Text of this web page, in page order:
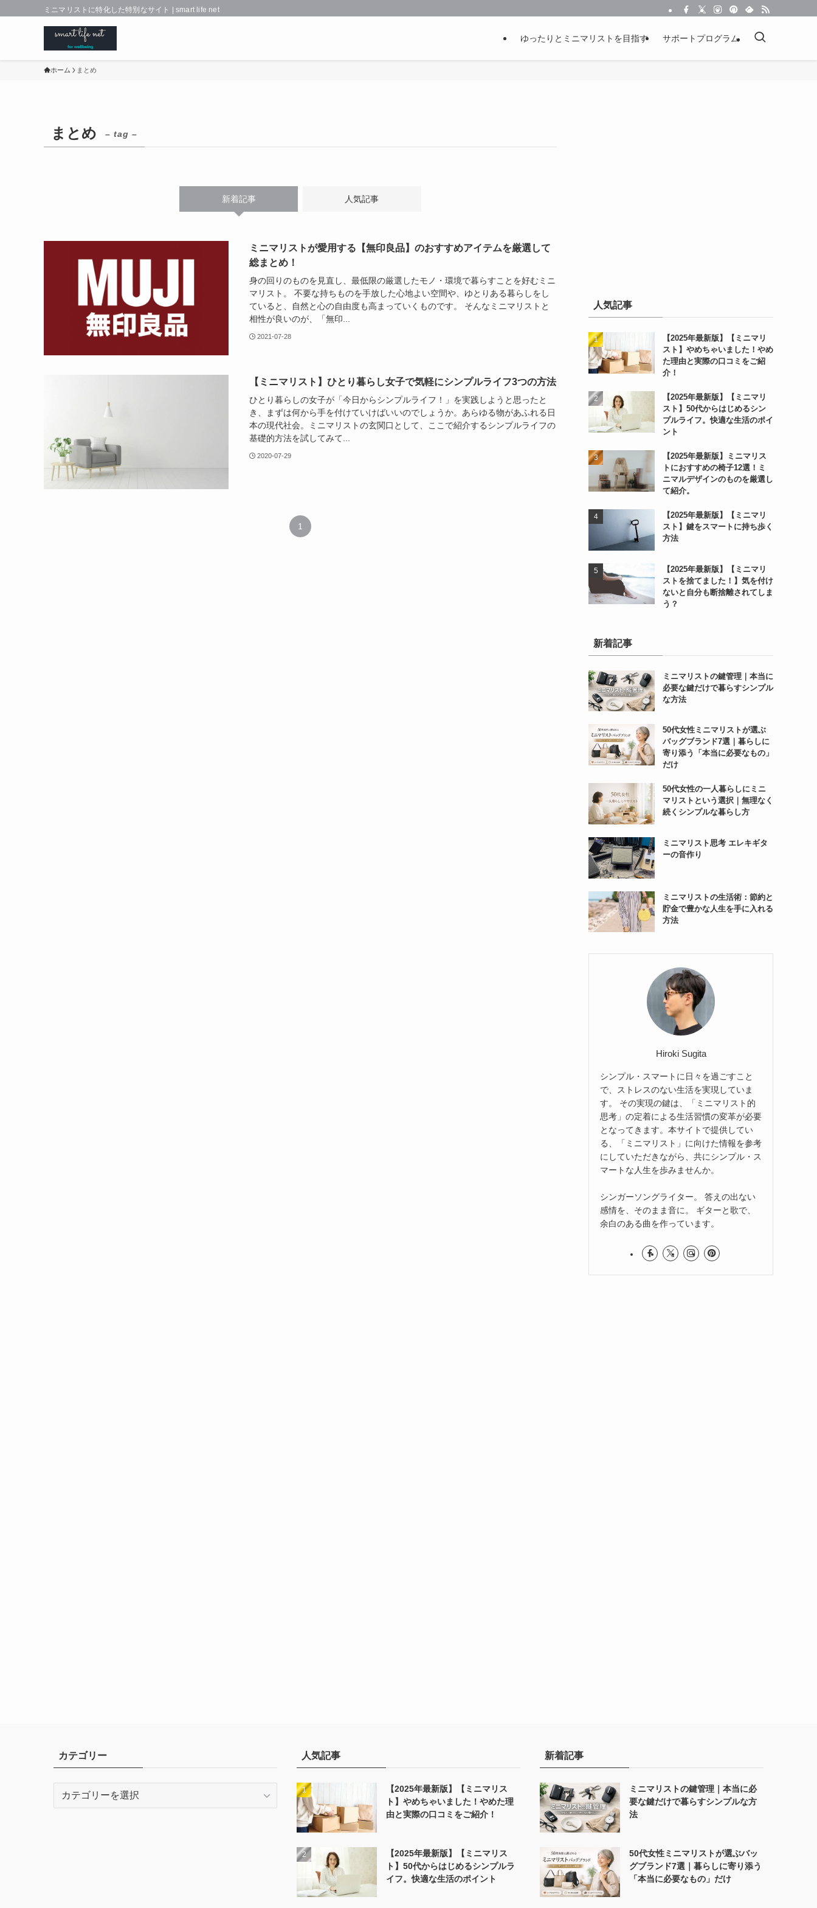
ミニマリストに特化した特別なサイト | smart life net
ゆったりとミニマリストを目指す サポートプログラム
ホーム まとめ
まとめ – tag –
新着記事 人気記事
ミニマリストが愛用する【無印良品】のおすすめアイテムを厳選して
総まとめ！
身の回りのものを見直し、最低限の厳選したモノ・環境で暮らすことを好むミニ
マリスト。 不要な持ちものを手放した心地よい空間や、ゆとりある暮らしをし
ていると、自然と心の自由度も高まっていくものです。 そんなミニマリストと
相性が良いのが、「無印...
2021-07-28
【ミニマリスト】ひとり暮らし女子で気軽にシンプルライフ3つの方法
ひとり暮らしの女子が「今日からシンプルライフ！」を実践しようと思ったと
き、まずは何から手を付けていけばいいのでしょうか。あらゆる物があふれる日
本の現代社会。ミニマリストの玄関口として、ここで紹介するシンプルライフの
基礎的方法を試してみて...
2020-07-29
1
人気記事
【2025年最新版】【ミニマリ
スト】やめちゃいました！やめ
た理由と実際の口コミをご紹
介！
【2025年最新版】【ミニマリ
スト】50代からはじめるシン
プルライフ。快適な生活のポイ
ント
【2025年最新版】ミニマリス
トにおすすめの椅子12選！ミ
ニマルデザインのものを厳選し
て紹介。
【2025年最新版】【ミニマリ
スト】鍵をスマートに持ち歩く
方法
【2025年最新版】【ミニマリ
ストを捨てました！】気を付け
ないと自分も断捨離されてしま
う？
新着記事
ミニマリストの鍵管理｜本当に
必要な鍵だけで暮らすシンプル
な方法
50代女性ミニマリストが選ぶ
バッグブランド7選｜暮らしに
寄り添う「本当に必要なもの」
だけ
50代女性の一人暮らしにミニ
マリストという選択｜無理なく
続くシンプルな暮らし方
ミニマリスト思考 エレキギタ
ーの音作り
ミニマリストの生活術：節約と
貯金で豊かな人生を手に入れる
方法
Hiroki Sugita
シンプル・スマートに日々を過ごすこと
で、ストレスのない生活を実現していま
す。 その実現の鍵は、「ミニマリスト的
思考」の定着による生活習慣の変革が必要
となってきます。本サイトで提供してい
る、「ミニマリスト」に向けた情報を参考
にしていただきながら、共にシンプル・ス
マートな人生を歩みませんか。
シンガーソングライター。 答えの出ない
感情を、そのまま音に。 ギターと歌で、
余白のある曲を作っています。
カテゴリー 人気記事
【2025年最新版】【ミニマリス
ト】やめちゃいました！やめた理
由と実際の口コミをご紹介！
【2025年最新版】【ミニマリス
ト】50代からはじめるシンプルラ
イフ。快適な生活のポイント
新着記事
ミニマリストの鍵管理｜本当に必
要な鍵だけで暮らすシンプルな方
法
50代女性ミニマリストが選ぶバッ
グブランド7選｜暮らしに寄り添う
「本当に必要なもの」だけ